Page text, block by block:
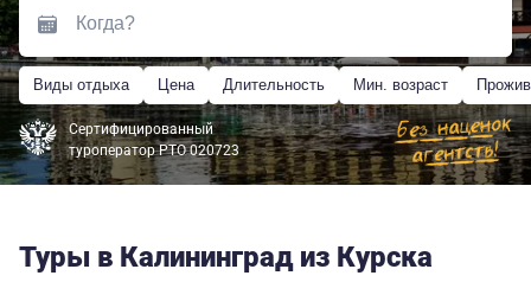
Виды отдыха Цена Длительность Мин. возраст
Сертифицированный
туроператор РТО 020723
Туры в Калининград из Курска